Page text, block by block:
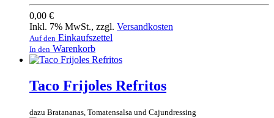
0,00 €
Inkl. 7% MwSt., zzgl. Versandkosten
Auf den Einkaufszettel
In den Warenkorb
Taco Frijoles Refritos
dazu Bratananas, Tomatensalsa und Cajundressing